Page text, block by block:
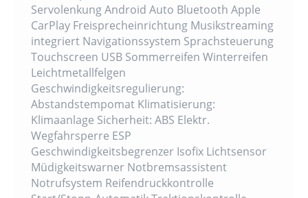
Servolenkung Android Auto Bluetooth Apple
CarPlay Freisprecheinrichtung Musikstreaming
integriert Navigationssystem Sprachsteuerung
Touchscreen USB Sommerreifen Winterreifen
Leichtmetallfelgen
Geschwindigkeitsregulierung:
Abstandstempomat Klimatisierung:
Klimaanlage Sicherheit: ABS Elektr.
Wegfahrsperre ESP
Geschwindigkeitsbegrenzer Isofix Lichtsensor
Müdigkeitswarner Notbremsassistent
Notrufsystem Reifendruckkontrolle